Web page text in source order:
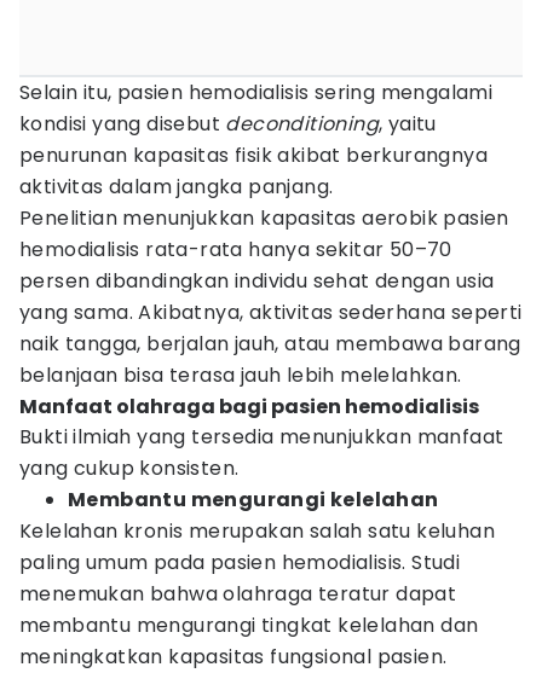
Selain itu, pasien hemodialisis sering mengalami
kondisi yang disebut deconditioning, yaitu
penurunan kapasitas fisik akibat berkurangnya
aktivitas dalam jangka panjang.
Penelitian menunjukkan kapasitas aerobik pasien
hemodialisis rata-rata hanya sekitar 50–70
persen dibandingkan individu sehat dengan usia
yang sama. Akibatnya, aktivitas sederhana seperti
naik tangga, berjalan jauh, atau membawa barang
belanjaan bisa terasa jauh lebih melelahkan.
Manfaat olahraga bagi pasien hemodialisis
Bukti ilmiah yang tersedia menunjukkan manfaat
yang cukup konsisten.
Membantu mengurangi kelelahan
Kelelahan kronis merupakan salah satu keluhan
paling umum pada pasien hemodialisis. Studi
menemukan bahwa olahraga teratur dapat
membantu mengurangi tingkat kelelahan dan
meningkatkan kapasitas fungsional pasien.